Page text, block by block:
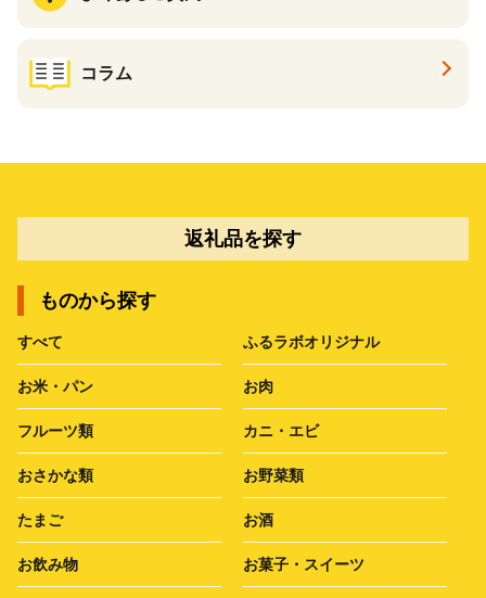
コラム
返礼品を探す
ものから探す
すべて ふるラボオリジナル
お米・パン お肉
フルーツ類 カニ・エビ
おさかな類 お野菜類
たまご お酒
お飲み物 お菓子・スイーツ